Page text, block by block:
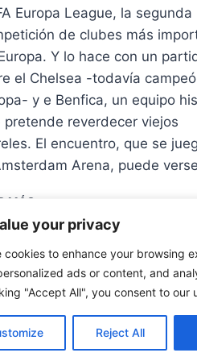
your privacy
cookies to enhance your browsing
ads or content, and
"Accept All", you consent to our
Reject All
Europa League, la segunda
de clubes más
Y lo hace con un
el Chelsea -todavía
y e Benfica, un equipo
pretende reverdecer viejos
El encuentro, que se
Arena, puede
MÁS
LA
EUROPA
CHELSEA-
BENFICA
EN
ABIERTO